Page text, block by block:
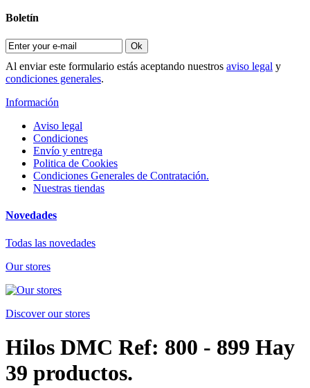
Boletín
Ok
Al enviar este formulario estás aceptando nuestros aviso legal y
condiciones generales.
Información
Aviso legal
Condiciones
Envío y entrega
Politica de Cookies
Condiciones Generales de Contratación.
Nuestras tiendas
Novedades
Todas las novedades
Our stores
Discover our stores
Hilos DMC Ref: 800 - 899 Hay
39 productos.